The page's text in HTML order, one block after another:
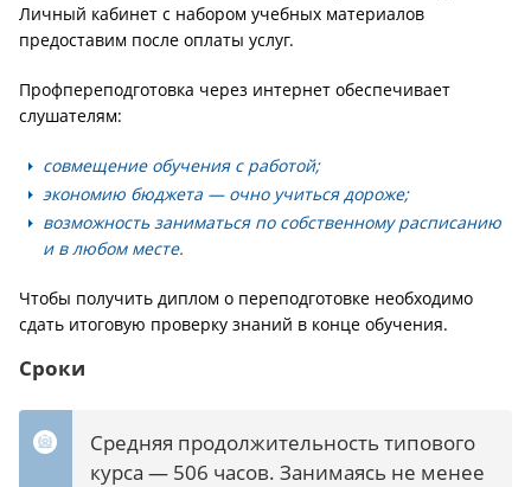
Личный кабинет с набором учебных материалов
предоставим после оплаты услуг.
Профпереподготовка через интернет обеспечивает
слушателям:
совмещение обучения с работой;
экономию бюджета — очно учиться дороже;
возможность заниматься по собственному расписанию
и в любом месте.
Чтобы получить диплом о переподготовке необходимо
сдать итоговую проверку знаний в конце обучения.
Сроки
Средняя продолжительность типового
курса — 506 часов. Занимаясь не менее